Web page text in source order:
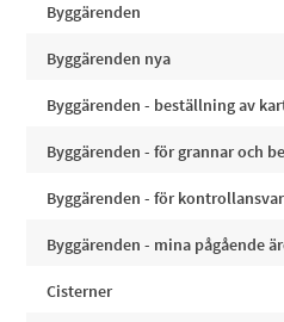
Byggärenden
Byggärenden nya
Byggärenden - beställning av
Byggärenden - för grannar och
Byggärenden - för
Byggärenden - mina pågående
Cisterner